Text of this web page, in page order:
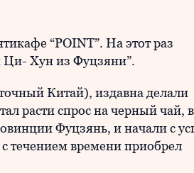
“POINT”. На этот раз
Ци- Хун из Фуцзяни”.
Китай), издавна делали
расти спрос на черный чай, в
Фуцзянь, и начали с
течением времени приобрел